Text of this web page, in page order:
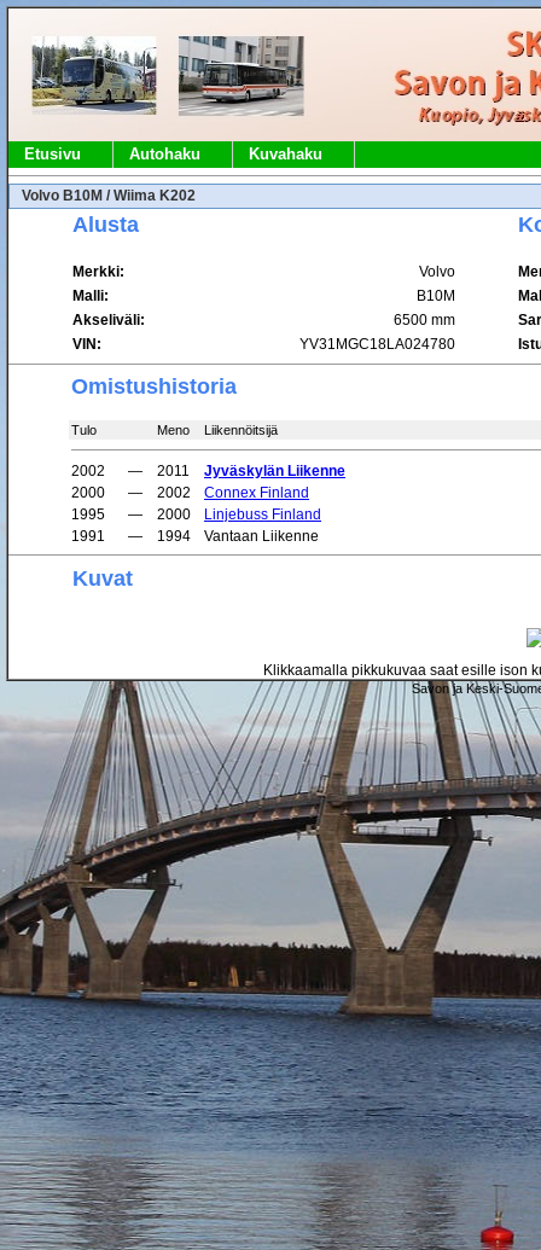
Etusivu Autohaku Kuvahaku
Volvo B10M / Wiima K202
Alusta
Merkki: Volvo
Malli:
B10M
Akseliväli:
6500 mm
VIN:
YV31MGC18LA024780
Omistushistoria
Tulo Meno Liikennöitsijä
2002 — 2011
Jyväskylän Liikenne
2000
— 2002
Connex Finland
1995
— 2000
Linjebuss Finland
1991
— 1994 Vantaan Liikenne
Kuvat
Klikkaamalla pikkukuvaa saat esille ison
Savon ja Keski-